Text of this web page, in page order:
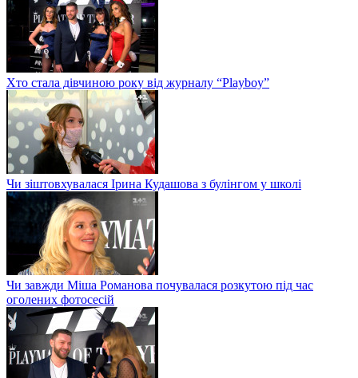
Хто стала дівчиною року від журналу “Playboy”
Чи зіштовхувалася Ірина Кудашова з булінгом у школі
Чи завжди Міша Романова почувалася розкутою під час
оголених фотосесій